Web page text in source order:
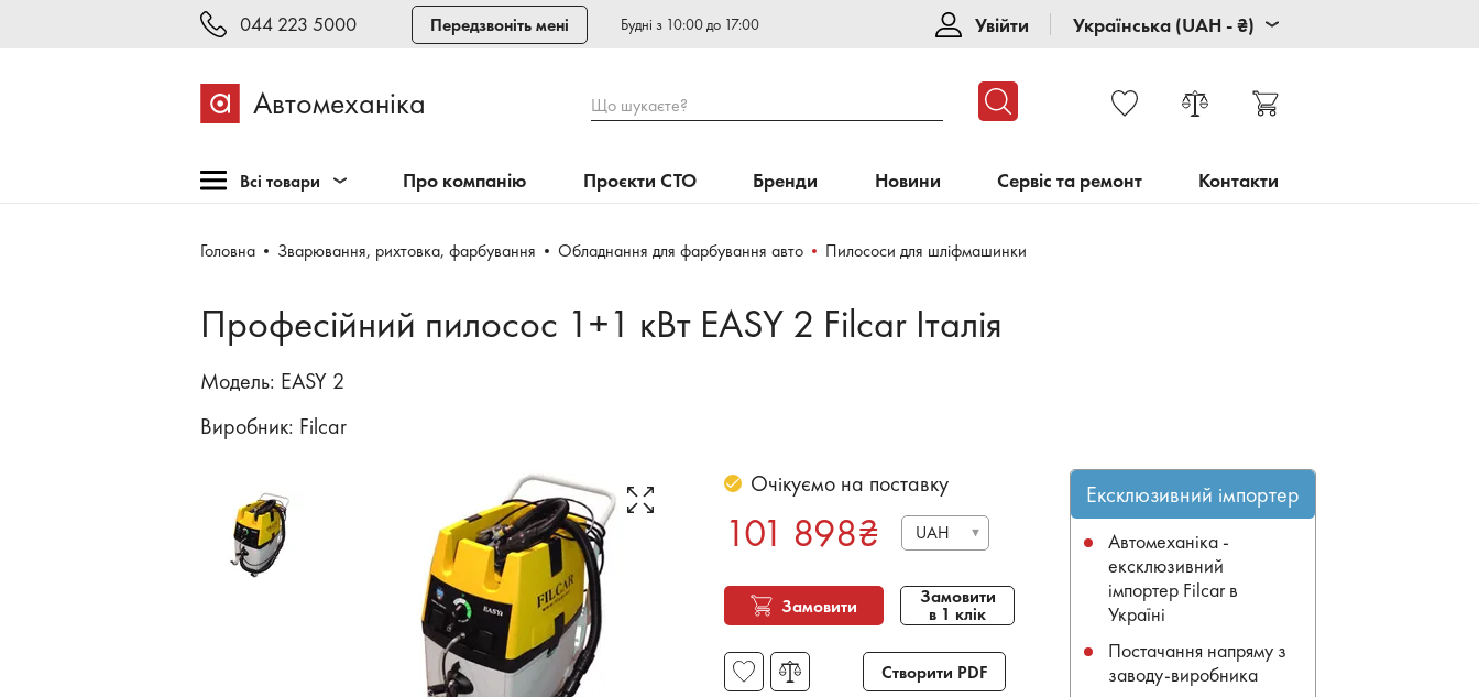
044 223 5000 Передзвоніть мені Будні з 10:00 до 17:00 Увійти Українська (UAH - ₴)
Автомеханіка Що шукаєте?
Всі товари
Обладнання для СТО
шиномонтажу
Техогляд і тестування
Зварювання, рихтовка,
Бронеавтомобілі
Електромобілі
Про компанію Проєкти СТО Бренди Новини Сервіс та ремонт Контакти
Головна Зварювання, рихтовка, фарбування Обладнання для фарбування авто Пилососи для шліфмашинки
Професійний пилосос 1+1 кВт EASY 2 Filcar Італія
Модель: EASY 2
Виробник: Filcar
Очікуємо на поставку
101 898₴ UAH
Замовити Замовити
в 1 клік
Створити PDF
Ексклюзивний імпортер
Автомеханіка -
ексклюзивний
імпортер Filcar в
Україні
Постачання напряму з
заводу-виробника